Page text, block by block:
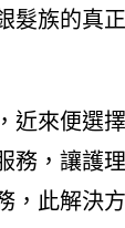
髮族的真
近來便選
務，讓護
，此解決